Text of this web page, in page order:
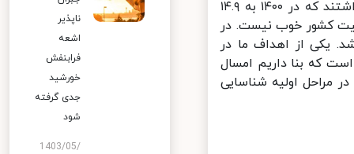
وی افزود: همچنین در سال ۱۳۹۵، ۱۰.۸ درصد افراد بالای ۲۵ سال دیابت داشتند که در ۱۴۰۰ به ۱۴.۹
کشور خوب نیست. در
یکی از اهداف ما در
که بنا داریم امسال
مراحل اولیه شناسایی
ناپذیر
اشعه
فرابنفش
خورشید
جدی گرفته
شود
1403/05/